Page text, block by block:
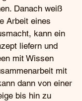
Danach weiß
Arbeit eines
kann ein
liefern und
mit Wissen
mit
dann von einer
bis hin zu